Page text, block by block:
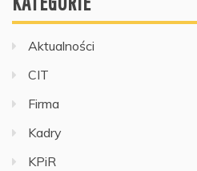
Aktualności
CIT
Firma
Kadry
KPiR